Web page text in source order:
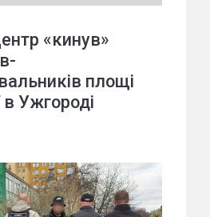
«кинув»
площі
Ужгороді